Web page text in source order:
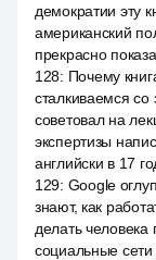
демократии эту
американский
прекрасно
128: Почему
сталкиваемся
советовал на
экспертизы
английски в 17
129: Google
знают, как
делать человека
социальные